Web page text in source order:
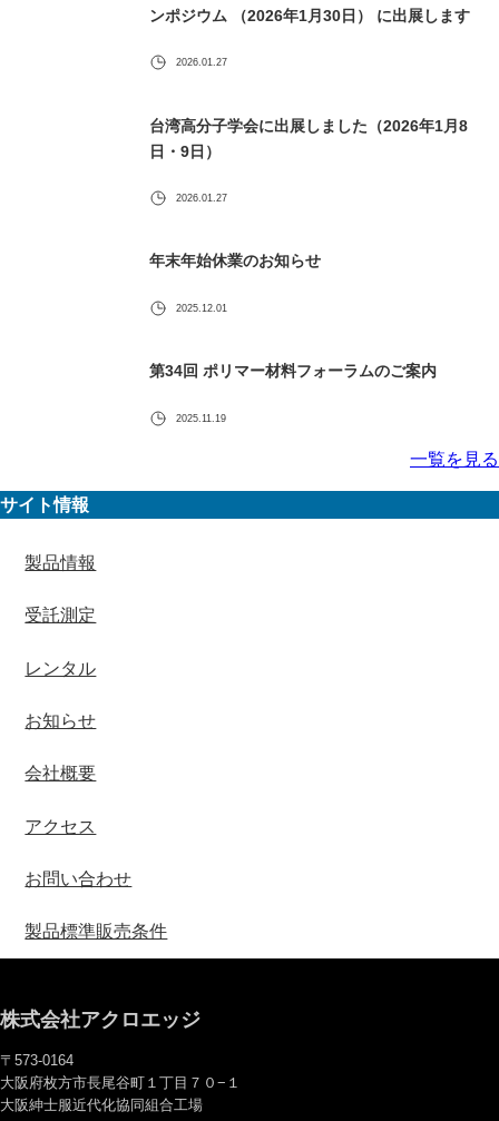
ンポジウム （2026年1月30日） に出展します
2026.01.27
台湾高分子学会に出展しました（2026年1月8
日・9日）
2026.01.27
年末年始休業のお知らせ
2025.12.01
第34回 ポリマー材料フォーラムのご案内
2025.11.19
一覧を見る
サイト情報
製品情報
受託測定
レンタル
お知らせ
会社概要
アクセス
お問い合わせ
製品標準販売条件
株式会社アクロエッジ
〒573-0164
大阪府枚方市長尾谷町１丁目７０−１
大阪紳士服近代化協同組合工場